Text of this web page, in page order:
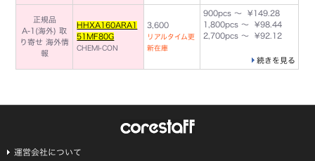
正規品
A-1(海外) 取
り寄せ海外情
報
HHXA160ARA1
51MF80G
CHEMI-CON
3,600
リアルタイム更
新在庫
900pcs ～ ¥149.28
1,800pcs ～ ¥98.44
2,700pcs ～ ¥92.12
続きを見る
運営会社について